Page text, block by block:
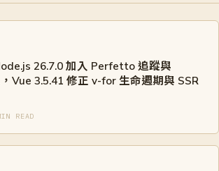
26.7.0 加入 Perfetto 追蹤與
Vue 3.5.41 修正 v-for 生命週期與 SSR
READ